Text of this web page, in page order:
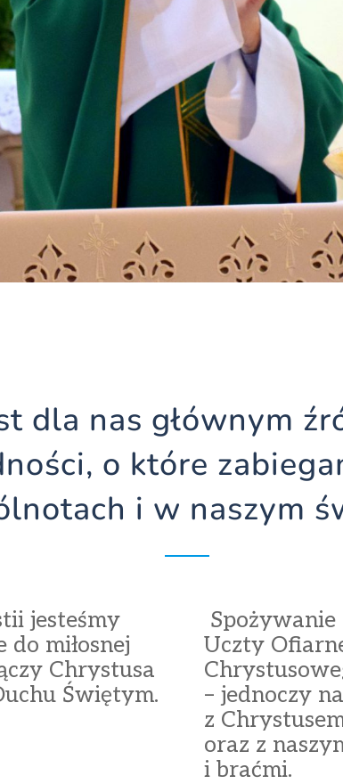
dla nas głównym
o które
i w naszym
jesteśmy
do miłosnej
Chrystusa
Świętym.
Uczty
– jednoczy
z
oraz z
i braćmi.